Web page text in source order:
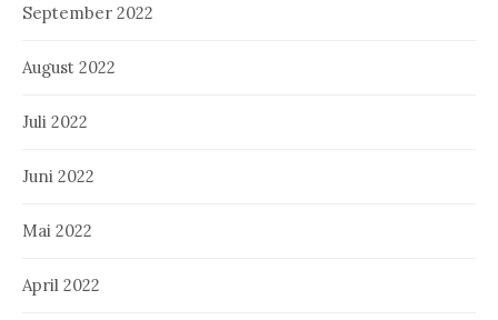
September 2022
August 2022
Juli 2022
Juni 2022
Mai 2022
April 2022